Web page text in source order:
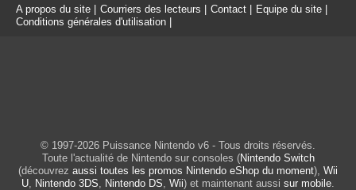
A propos du site Courriers des lecteurs Contact Equipe du site
Conditions générales d'utilisation
© 1997-2026 Puissance Nintendo v6 - Tous droits réservés.
Toute l'actualité de Nintendo sur consoles (Nintendo Switch
(découvrez aussi toutes les promos Nintendo eShop du moment), Wii
U, Nintendo 3DS, Nintendo DS, Wii) et maintenant aussi sur mobile.